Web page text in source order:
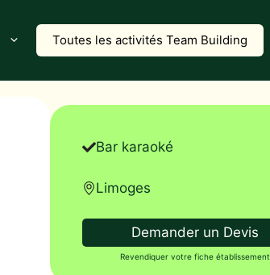
Toutes les activités Team Building
Bar karaoké
Limoges
Demander un Devis
Revendiquer votre fiche établissement